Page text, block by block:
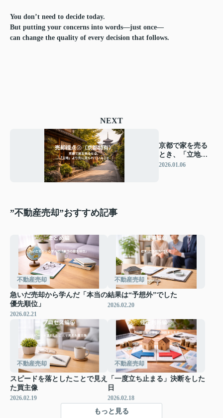
You don’t need to decide today.
But putting your concerns into words—just once—
can change the quality of every decision that follows.
NEXT
京都で家を売る
とき、「立地」
より先に見られ
2026.01.06
”不動産売却”おすすめ記事
不動産売却
急いだ売却から学んだ「本当の
優先順位」
2026.02.21
不動産売却
結果は“予想外”でした
2026.02.20
不動産売却
スピードを落としたことで見え
た買主像
2026.02.19
不動産売却
「一度立ち止まる」決断をした
日
2026.02.18
もっと見る